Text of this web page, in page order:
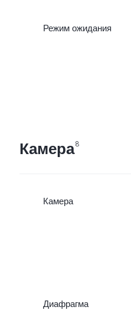
Режим ожидания
Камера8
Камера
Диафрагма